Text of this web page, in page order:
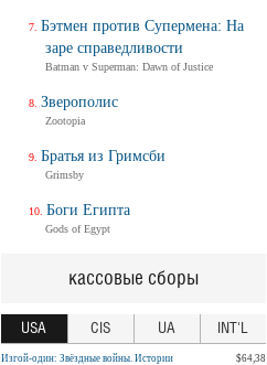
Бэтмен против Супермена: На
заре справедливости
Batman v Superman: Dawn of Justice
Зверополис
Zootopia
Братья из Гримсби
Grimsby
Боги Египта
Gods of Egypt
кассовые сборы
USA CIS UA INT'L
Изгой-один: Звёздные войны. Истории
$64,38